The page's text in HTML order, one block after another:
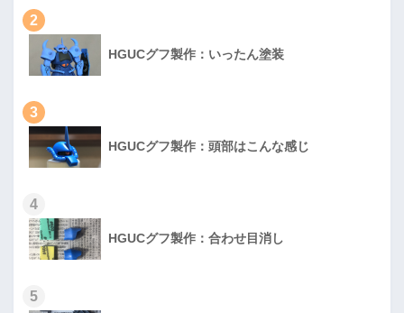
2
HGUCグフ製作：いったん塗装
3
HGUCグフ製作：頭部はこんな感じ
4
HGUCグフ製作：合わせ目消し
5